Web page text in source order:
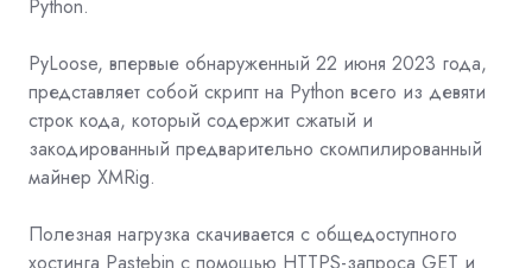
Python.
PyLoose, впервые обнаруженный 22 июня 2023 года,
представляет собой скрипт на Python всего из девяти
строк кода, который содержит сжатый и
закодированный предварительно скомпилированный
майнер XMRig.
Полезная нагрузка скачивается с общедоступного
хостинга Pastebin с помощью HTTPS-запроса GET и